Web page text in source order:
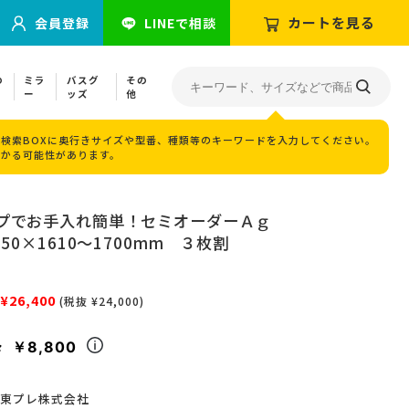
会員登録 LINEで相談 カートを見る
ミラ
ー
バスグ
ッズ
その
他
索BOXに奥行きサイズや型番、種類等のキーワードを入力してください。
る可能性があります。
でお手入れ簡単！セミオーダーＡｇ
～1700mm ３枚割
¥26,400 (税抜 ¥24,000)
￥8,800
東プレ株式会社